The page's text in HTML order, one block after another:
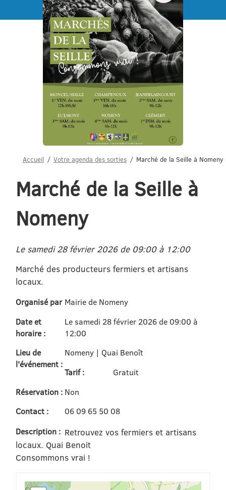
Menu
Accueil Votre agenda des sorties Marché de la Seille à Nomeny
Marché de la Seille à
Nomeny
Le samedi 28 février 2026 de 09:00 à 12:00
Marché des producteurs fermiers et artisans
locaux.
Organisé par Mairie de Nomeny
Date et
horaire :
Le samedi 28 février 2026 de 09:00 à
12:00
Lieu de
l'événement :
Nomeny | Quai Benoît
Tarif :
Gratuit
Réservation : Non
Contact :
06 09 65 50 08
Description : Retrouvez vos fermiers et artisans
locaux. Quai Benoit
Consommons vrai !